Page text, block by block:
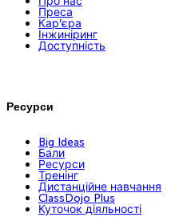
Преса
Кар’єра
Інжиніринг
Доступність
Ресурси
Big Ideas
Бали
Ресурси
Тренінг
Дистанційне навчання
ClassDojo Plus
Куточок діяльності